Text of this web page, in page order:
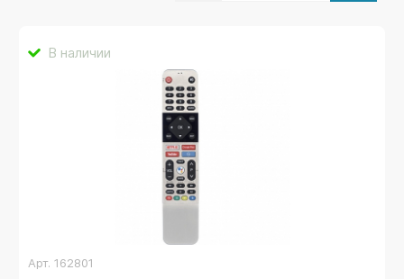
В наличии
Арт. 162801